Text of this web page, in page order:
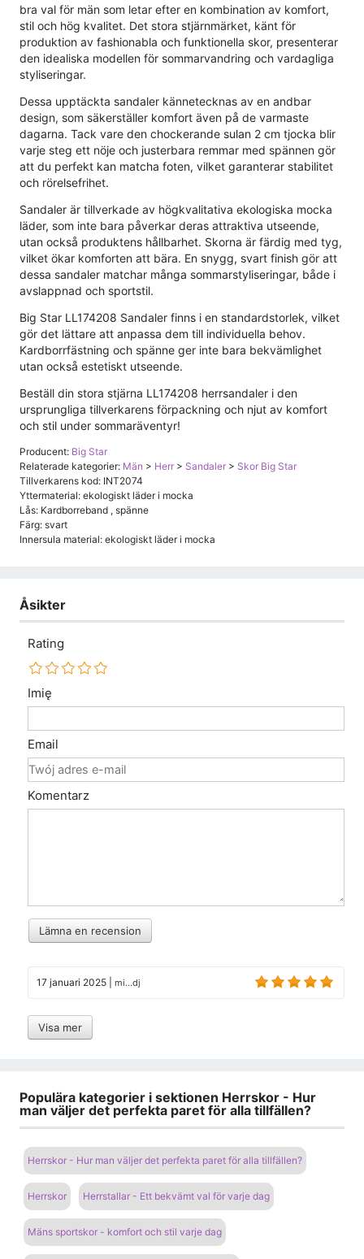
bra val för män som letar efter en kombination av komfort,
stil och hög kvalitet. Det stora stjärnmärket, känt för
produktion av fashionabla och funktionella skor, presenterar
den idealiska modellen för sommarvandring och vardagliga
styliseringar.
Dessa upptäckta sandaler kännetecknas av en andbar
design, som säkerställer komfort även på de varmaste
dagarna. Tack vare den chockerande sulan 2 cm tjocka blir
varje steg ett nöje och justerbara remmar med spännen gör
att du perfekt kan matcha foten, vilket garanterar stabilitet
och rörelsefrihet.
Sandaler är tillverkade av högkvalitativa ekologiska mocka
läder, som inte bara påverkar deras attraktiva utseende,
utan också produktens hållbarhet. Skorna är färdig med tyg,
vilket ökar komforten att bära. En snygg, svart finish gör att
dessa sandaler matchar många sommarstyliseringar, både i
avslappnad och sportstil.
Big Star LL174208 Sandaler finns i en standardstorlek, vilket
gör det lättare att anpassa dem till individuella behov.
Kardborrfästning och spänne ger inte bara bekvämlighet
utan också estetiskt utseende.
Beställ din stora stjärna LL174208 herrsandaler i den
ursprungliga tillverkarens förpackning och njut av komfort
och stil under sommaräventyr!
Producent: Big Star
Relaterade kategorier: Män > Herr > Sandaler > Skor Big Star
Tillverkarens kod: INT2074
Yttermaterial: ekologiskt läder i mocka
Lås: Kardborreband , spänne
Färg: svart
Innersula material: ekologiskt läder i mocka
Åsikter
Rating
Imię
Email
Komentarz
Lämna en recension
17 januari 2025 mi...dj
Visa mer
Populära kategorier i sektionen Herrskor - Hur
man väljer det perfekta paret för alla tillfällen?
Herrskor - Hur man väljer det perfekta paret för alla tillfällen?
Herrskor Herrstallar - Ett bekvämt val för varje dag
Mäns sportskor - komfort och stil varje dag